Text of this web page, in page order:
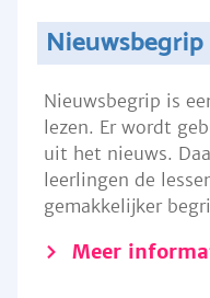
Nieuwsbegrip
Nieuwsbegrip is
lezen. Er wordt
uit het nieuws.
leerlingen de
gemakkelijker
Meer